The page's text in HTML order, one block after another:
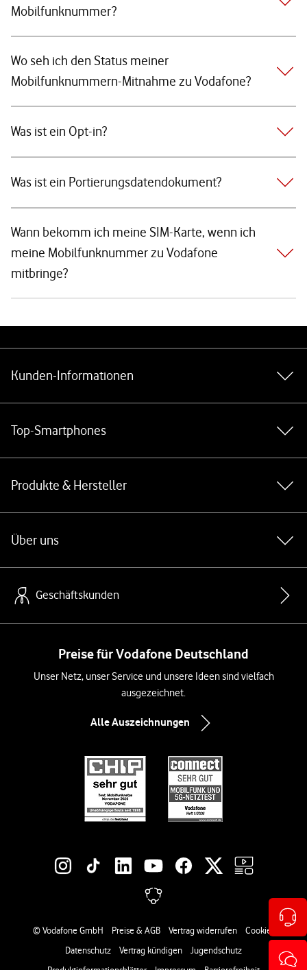
Mobilfunknummer?
Wo seh ich den Status meiner
Mobilfunknummern-Mitnahme zu Vodafone?
Was ist ein Opt-in?
Was ist ein Portierungsdatendokument?
Wann bekomm ich meine SIM-Karte, wenn ich
meine Mobilfunknummer zu Vodafone
mitbringe?
Kunden-Informationen
Top-Smartphones
Produkte & Hersteller
Über uns
Geschäftskunden
Preise für Vodafone Deutschland
Unser Netz, unser Service und unsere Ideen sind vielfach
ausgezeichnet.
Alle Auszeichnungen
Social-Media-Links
Rechtliche Links
© Vodafone GmbH Preise & AGB Vertrag widerrufen
Cookies
Datenschutz
Vertrag kündigen
Jugendschutz